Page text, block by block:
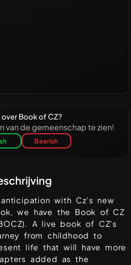
Book of CZ?
van de gemeenschap te zien!
Bearish
with Cz's new
we have the Book of CZ
A live book of CZ's
from childhood to
life that will have more
added as the